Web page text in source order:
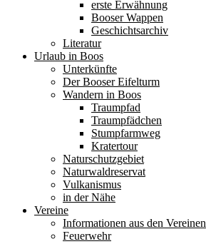
erste Erwähnung
Booser Wappen
Geschichtsarchiv
Literatur
Urlaub in Boos
Unterkünfte
Der Booser Eifelturm
Wandern in Boos
Traumpfad
Traumpfädchen
Stumpfarmweg
Kratertour
Naturschutzgebiet
Naturwaldreservat
Vulkanismus
in der Nähe
Vereine
Informationen aus den Vereinen
Feuerwehr